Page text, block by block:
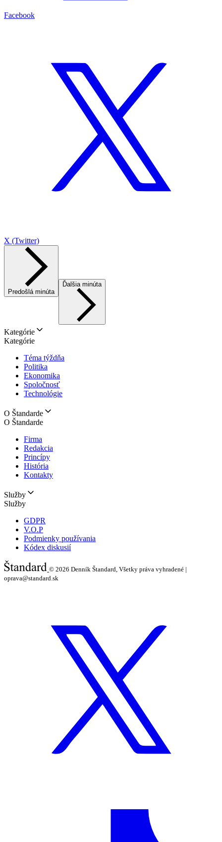
Facebook
X (Twitter)
Predošlá minúta
Ďalšia minúta
Kategórie
Kategórie
Téma týždňa
Politika
Ekonomika
Spoločnosť
Technológie
O Štandarde
O Štandarde
Firma
Redakcia
Princípy
História
Kontakty
Služby
Služby
GDPR
V.O.P
Podmienky používania
Kódex diskusií
© 2026 Denník Štandard, Všetky práva vyhradené |
oprava@standard.sk